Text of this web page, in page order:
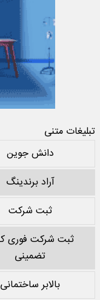
تبلیغات متنی
دانش جوین
آراد برندینگ
ثبت شرکت
ثبت شرکت فوری
تضمینی
بالابر ساختمانی